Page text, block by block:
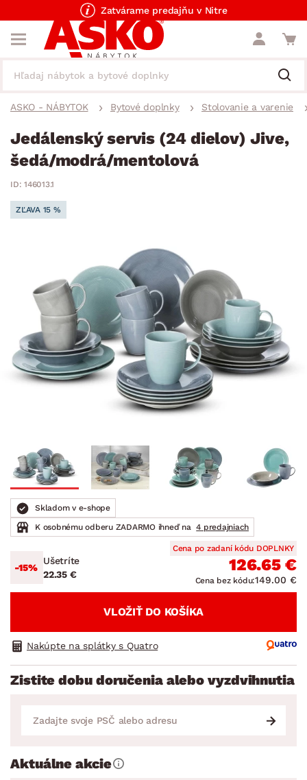
Zatvárame predajňu v Nitre
ASKO - NÁBYTOK Bytové doplnky Stolovanie a varenie
Jedálenský servis (24 dielov) Jive,
šedá/modrá/mentolová
ID: 146013.1
ZĽAVA 15 %
Skladom v e-shope
K osobnému odberu ZADARMO ihneď na 4 predajniach
-15%
Ušetríte
22.35 €
Cena po zadaní kódu DOPLNKY
126.65 €
Cena bez kódu:149.00 €
VLOŽIŤ DO KOŠÍKA
Nakúpte na splátky s Quatro
Zistite dobu doručenia alebo vyzdvihnutia
Aktuálne akcie